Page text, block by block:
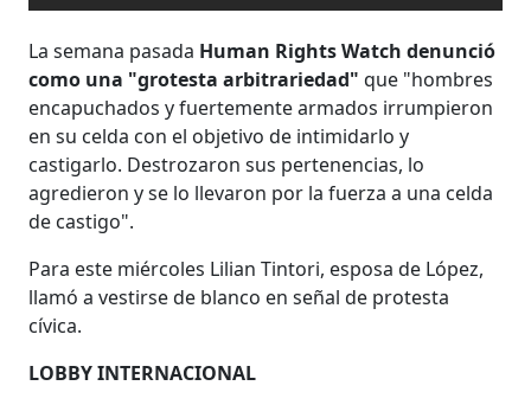
La semana pasada Human Rights Watch denunció
como una "grotesta arbitrariedad"que "hombres
encapuchados y fuertemente armados irrumpieron
en su celda con el objetivo de intimidarlo y
castigarlo. Destrozaron sus pertenencias, lo
agredieron y se lo llevaron por la fuerza a una celda
de castigo".
Para este miércoles Lilian Tintori, esposa de López,
llamó a vestirse de blanco en señal de protesta
cívica.
LOBBY INTERNACIONAL